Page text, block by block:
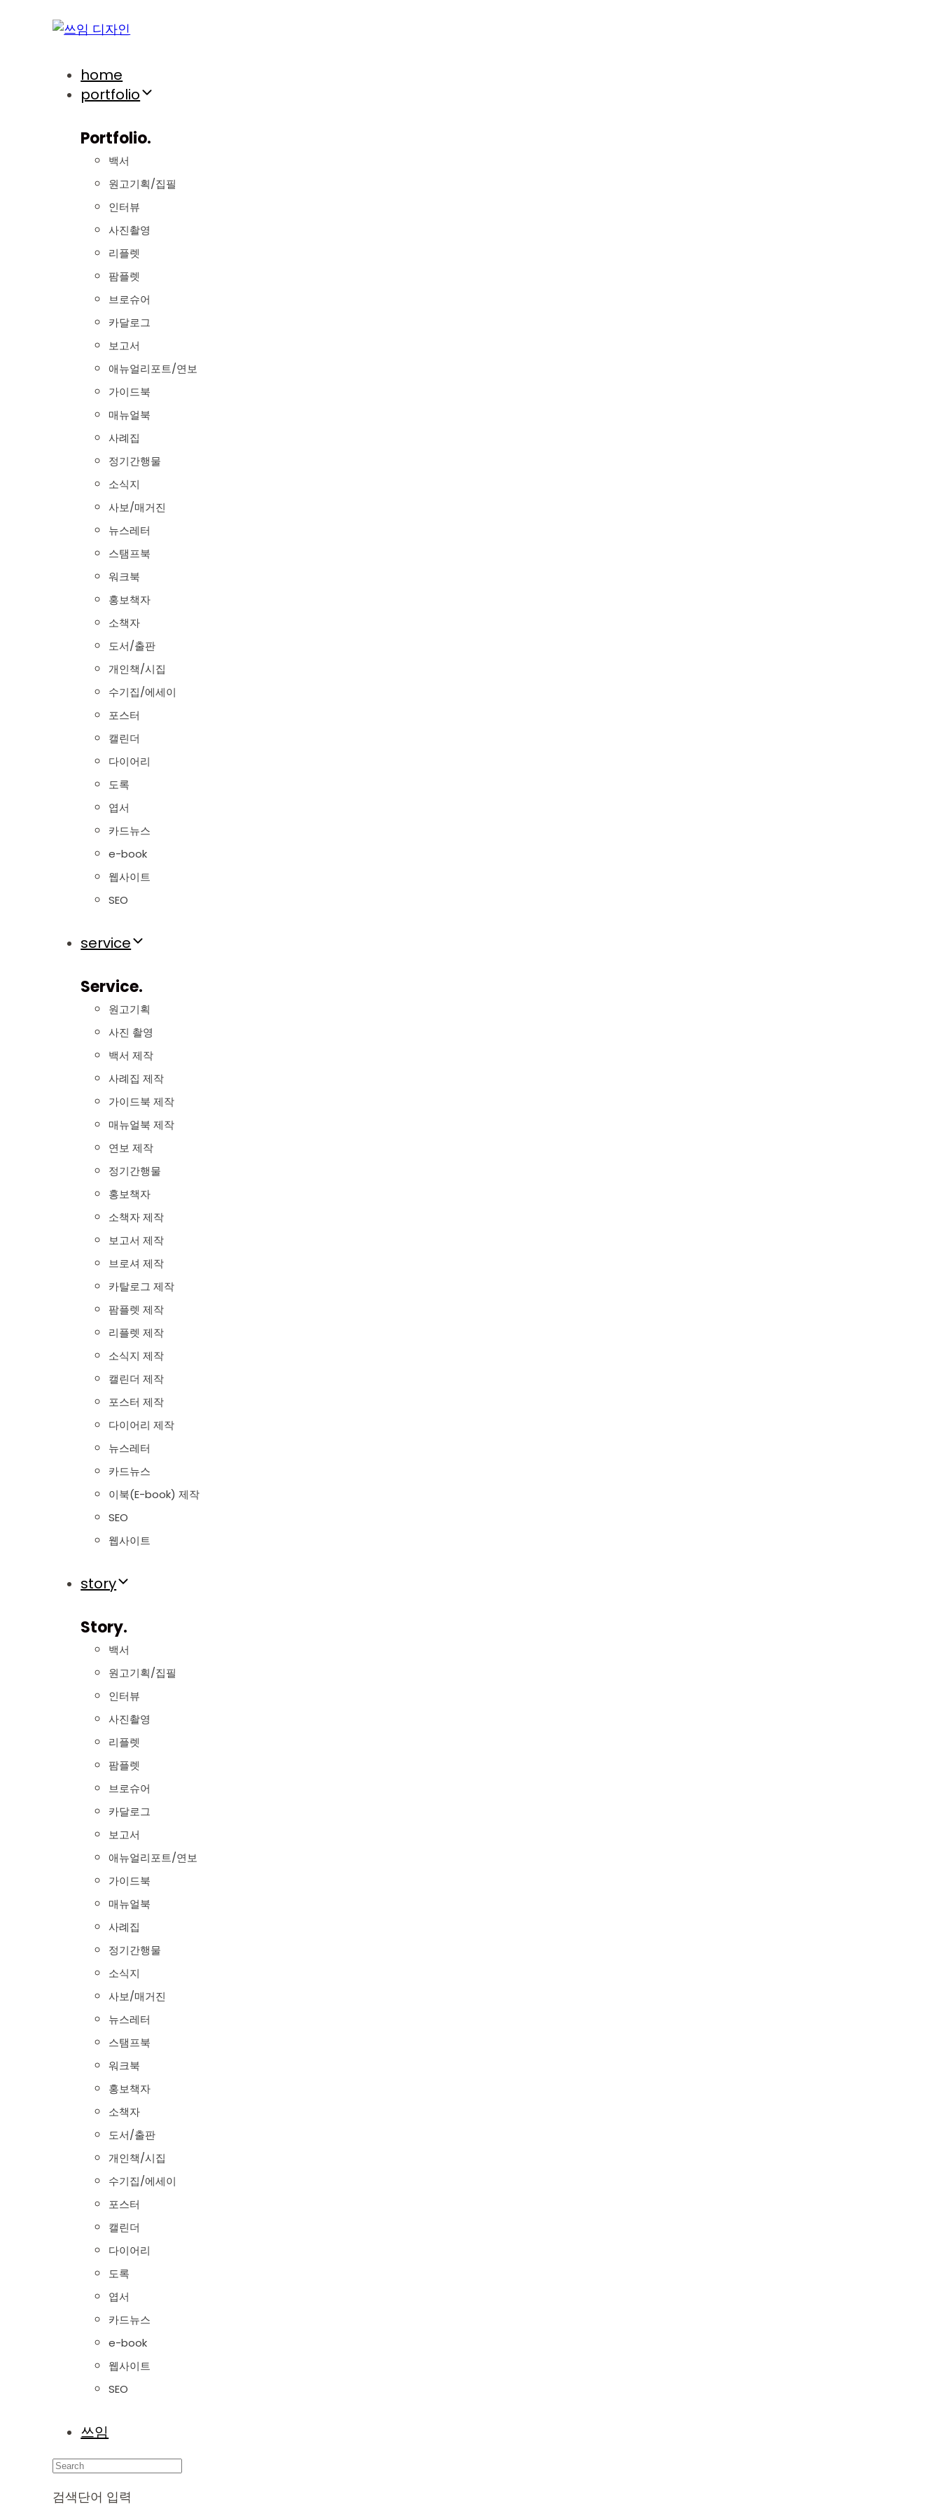
navigation home
portfolio
Portfolio.
백서
원고기획/집필
인터뷰
사진촬영
리플렛
팜플렛
브로슈어
카달로그
보고서
애뉴얼리포트/연보
가이드북
매뉴얼북
사례집
정기간행물
소식지
사보/매거진
뉴스레터
스탬프북
워크북
홍보책자
소책자
도서/출판
개인책/시집
수기집/에세이
포스터
캘린더
다이어리
도록
엽서
카드뉴스
e-book
웹사이트
SEO
service
Service.
원고기획
사진 촬영
백서 제작
사례집 제작
가이드북 제작
매뉴얼북 제작
연보 제작
정기간행물
홍보책자
소책자 제작
보고서 제작
브로셔 제작
카탈로그 제작
팜플렛 제작
리플렛 제작
소식지 제작
캘린더 제작
포스터 제작
다이어리 제작
뉴스레터
카드뉴스
이북(E-book) 제작
SEO
웹사이트
story
Story.
백서
원고기획/집필
인터뷰
사진촬영
리플렛
팜플렛
브로슈어
카달로그
보고서
애뉴얼리포트/연보
가이드북
매뉴얼북
사례집
정기간행물
소식지
사보/매거진
뉴스레터
스탬프북
워크북
홍보책자
소책자
도서/출판
개인책/시집
수기집/에세이
포스터
캘린더
다이어리
도록
엽서
카드뉴스
e-book
웹사이트
SEO
쓰임
Search
검색단어 입력